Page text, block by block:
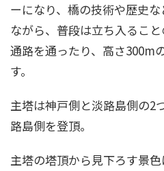
ーになり、橋の技術や歴史
ながら、普段は立ち入るこ
通路を通ったり、高さ300m
す。
主塔は神戸側と淡路島側の2
路島側を登頂。
主塔の塔頂から見下ろす景